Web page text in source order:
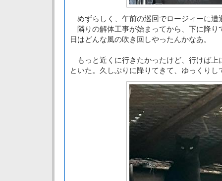
めずらしく、午前の巡回でロージィーに
隣りの解体工事が始まってから、下に降り
日はどんな風の吹き回しやったんかなあ。
もっと近くに行きたかったけど、行けば上
といた。久しぶりに降りてきて、ゆっくりし